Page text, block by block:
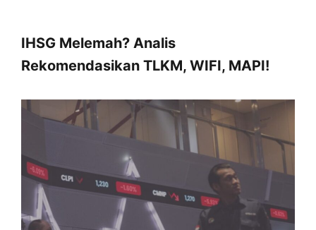
IHSG Melemah? Analis
Rekomendasikan TLKM, WIFI, MAPI!